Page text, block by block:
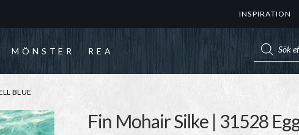
INSPIRATION
MÖNSTER REA
BLUE
Fin Mohair Silke | 31528